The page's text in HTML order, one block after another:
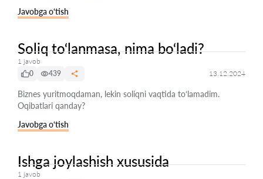
Javobga o‘tish
Soliq to‘lanmasa, nima bo‘ladi?
1 javob
0
439 13.12.2024
Biznes yuritmoqdaman, lekin soliqni vaqtida to‘lamadim.
Oqibatlari qanday?
Javobga o‘tish
Ishga joylashish xususida
1 javob